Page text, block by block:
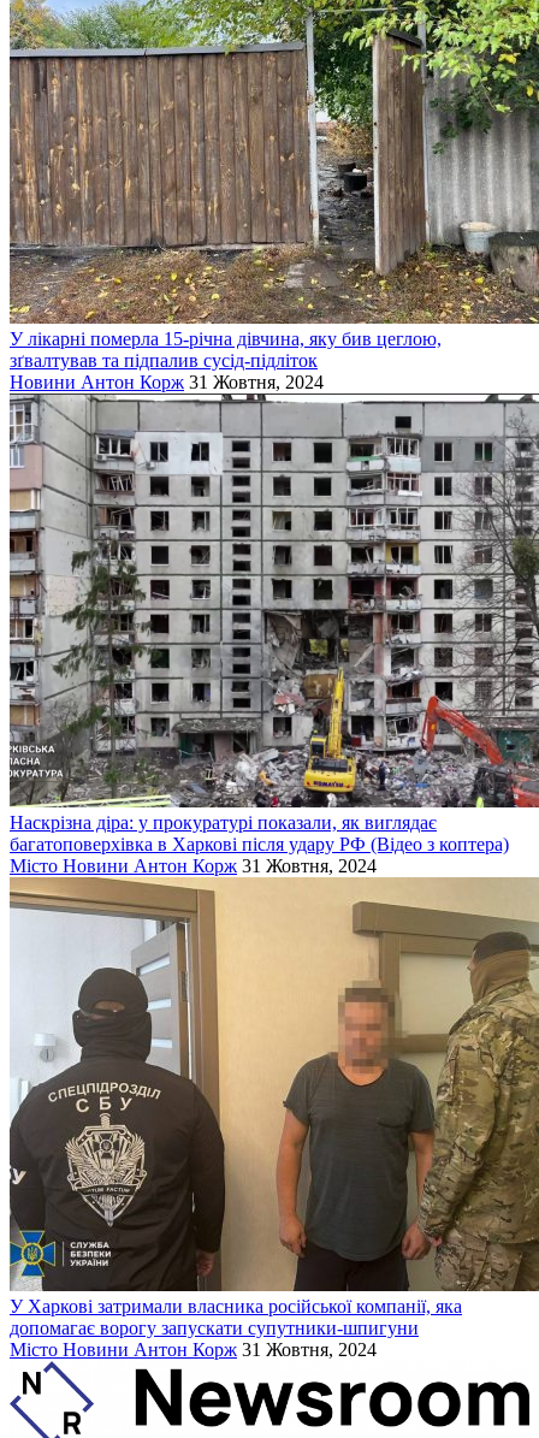
У лікарні померла 15-річна дівчина, яку бив цеглою,
зґвалтував та підпалив сусід-підліток
Новини Антон Корж 31 Жовтня, 2024
Наскрізна діра: у прокуратурі показали, як виглядає
багатоповерхівка в Харкові після удару РФ (Відео з коптера)
Місто Новини Антон Корж 31 Жовтня, 2024
У Харкові затримали власника російської компанії, яка
допомагає ворогу запускати супутники-шпигуни
Місто Новини Антон Корж 31 Жовтня, 2024